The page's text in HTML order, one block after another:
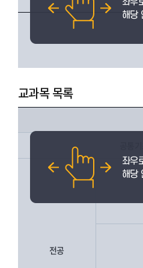
교과목 목록
전공